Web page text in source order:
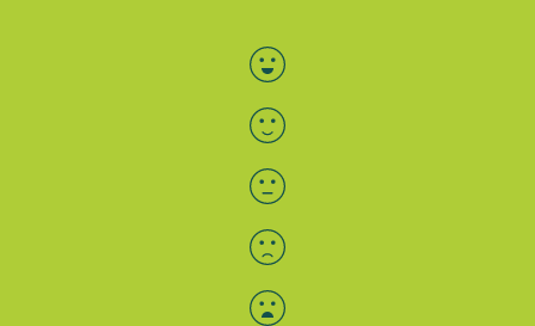
Bewertung auswählen